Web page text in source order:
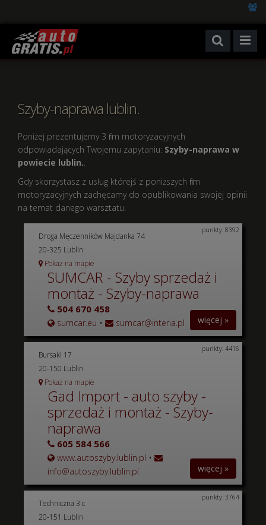
Szyby-naprawa lublin.
Poniżej prezentujemy 3 firm motoryzacyjnych
odpowiadających Twojemu zapytaniu: Szyby-naprawa w
powiecie lublin..
Gdy skorzystasz z usług którejś z poniższych firm
motoryzacyjnych zachęcamy do opublikowania swojej opinii
na temat danego warsztatu.
Droga Męczenników Majdanka 74
20-325 Lublin
Pokaż na mapie
SUMCAR - Szyby sprzedaż i
montaż - Szyby-naprawa
504 670 458
sumcar.eu • sumcar@interia.pl
punkty: 8392
więcej »
Bursaki 17
20-150 Lublin
Pokaż na mapie
Gad Import - auto szyby -
sprzedaż i montaż - Szyby-
naprawa
605 584 566
www.autoszyby.lublin.pl •
info@autoszyby.lublin.pl
punkty: 4416
więcej »
Techniczna 3 c
20-151 Lublin
punkty: 3764